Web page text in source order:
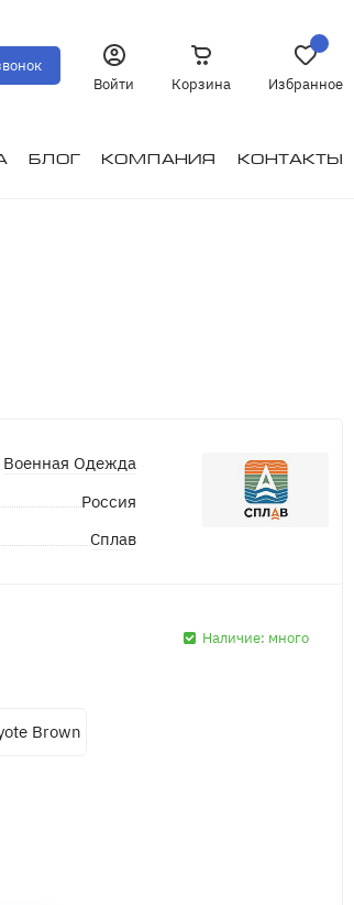
Войти
Корзина Избранное
Блог Компания Контакты
Военная Одежда
Россия
Сплав
Brown
Наличие: много